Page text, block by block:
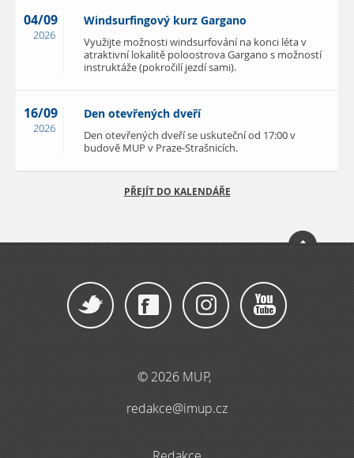
04/09
2026
Windsurfingový kurz Gargano
Využijte možnosti windsurfování na konci léta v
atraktivní lokalitě poloostrova Gargano s možností
instruktáže (pokročilí jezdí sami).
16/09
2026
Den otevřených dveří
Den otevřených dveří se uskuteční od 17:00 v
budově MUP v Praze-Strašnicích.
PŘEJÍT DO KALENDÁŘE
© 2026 MUP,
redakce@imup.cz